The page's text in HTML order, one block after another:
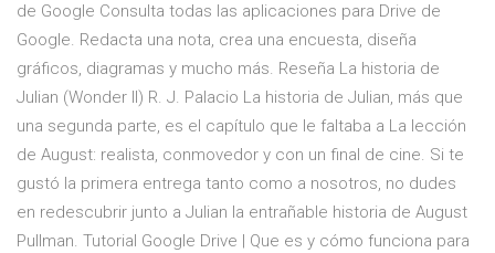
de Google Consulta todas las aplicaciones para Drive de
Google. Redacta una nota, crea una encuesta, diseña
gráficos, diagramas y mucho más. Reseña La historia de
Julian (Wonder II) R. J. Palacio La historia de Julian, más que
una segunda parte, es el capítulo que le faltaba a La lección
de August: realista, conmovedor y con un final de cine. Si te
gustó la primera entrega tanto como a nosotros, no dudes
en redescubrir junto a Julian la entrañable historia de August
Pullman. Tutorial Google Drive | Que es y cómo funciona para